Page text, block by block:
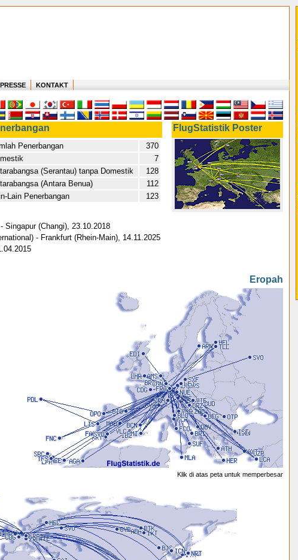
PRESSE KONTAKT
FlugStatistik Poster
Penerbangan
370
7
(Serantau) tanpa Domestik
128
(Antara Benua)
112
Lain Penerbangan
123
Singapur (Changi), 23.10.2018
- Frankfurt (Rhein-Main), 14.11.2025
Eropah
Klik di atas peta untuk memperbesar